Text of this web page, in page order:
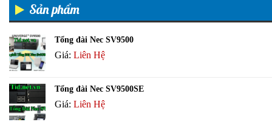
Sản phẩm
Tổng đài Nec SV9500
Giá: Liên Hệ
Tổng đài Nec SV9500SE
Giá: Liên Hệ